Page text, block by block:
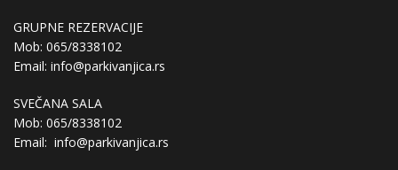
GRUPNE REZERVACIJE
Mob: 065/8338102
Email: info@parkivanjica.rs
SVEČANA SALA
Mob: 065/8338102
Email: info@parkivanjica.rs